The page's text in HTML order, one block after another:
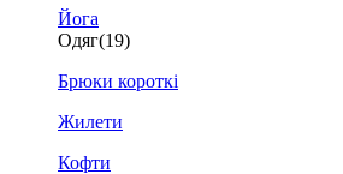
Йога
Одяг(19)
Брюки короткі
Жилети
Кофти